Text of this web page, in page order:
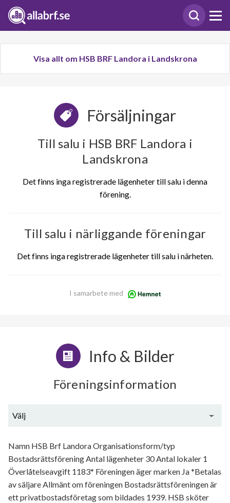
Visa allt om HSB BRF Landora i Landskrona
Försäljningar
Till salu i HSB BRF Landora i
Landskrona
Det finns inga registrerade lägenheter till salu i denna
förening.
Till salu i närliggande föreningar
Det finns inga registrerade lägenheter till salu i närheten.
I samarbete med
Info & Bilder
Föreningsinformation
Välj
Namn HSB Brf Landora Organisationsform/typ
Bostadsrättsförening Antal lägenheter 30 Antal lokaler 1
Överlåtelseavgift 1183* Föreningen äger marken Ja *Betalas
av säljare Allmänt om föreningen Bostadsrättsföreningen är
ett privatbostadsföretag som bildades 1939. HSB sköter